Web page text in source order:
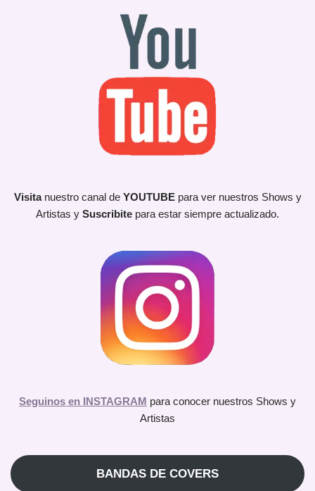
Visita nuestro canal de YOUTUBEpara ver nuestros Shows y
Artistas y Suscribite para estar siempre actualizado.
Seguinos en INSTAGRAM para conocer nuestros Shows y
Artistas
BANDAS DE COVERS